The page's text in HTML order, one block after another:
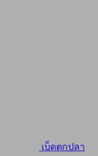
เบ็ดตกปลา